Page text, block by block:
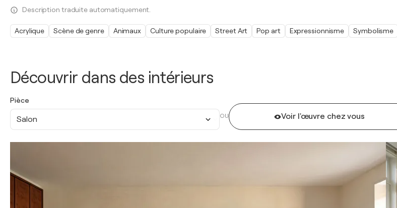
Découvrir dans des intérieurs
Pièce
Salon OU Voir l'œuvre chez vous
Description traduite automatiquement.
Acrylique Scène de genre Animaux Culture populaire Street Art Pop art Expressionnisme Symbolisme